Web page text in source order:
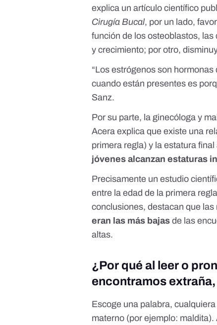
explica un artículo científico
Cirugía Bucal, por un lado,
función de lososteoblastos, las
y crecimiento; por otro,
“Los estrógenos son
cuando están presentes es
Sanz.
Por su parte, la ginecóloga y
Acera explica que existe una
primera regla) y la estatura
jóvenes alcanzan estaturas
Precisamente unestudio
entre la edad de la primera
conclusiones, destacan que
eran las más bajas de las
altas.
¿Por qué al leer o
encontramos
Escoge una palabra,
materno (por ejemplo: